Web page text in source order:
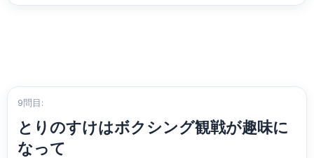
9問目:
とりのすけはボクシング観戦が趣味に
なって